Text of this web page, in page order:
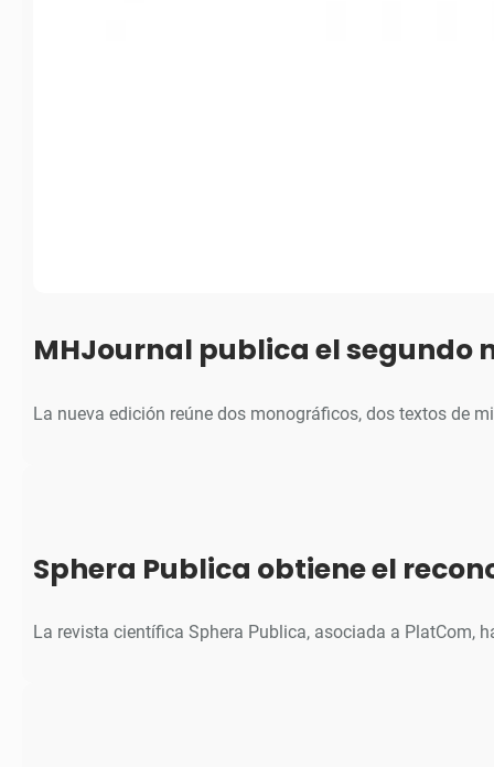
MHJournal publica el segundo
La nueva edición reúne dos monográficos, dos textos de
Sphera Publica obtiene el
La revista científica Sphera Publica, asociada a PlatCom,